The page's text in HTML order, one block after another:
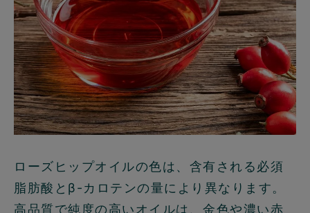
ローズヒップオイルの色は、含有される必須
脂肪酸とβ-カロテンの量により異なります。
高品質で純度の高いオイルは、金色や濃い赤